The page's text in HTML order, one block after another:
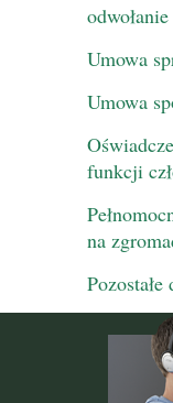
Umowa
Umowa
funkcji
na